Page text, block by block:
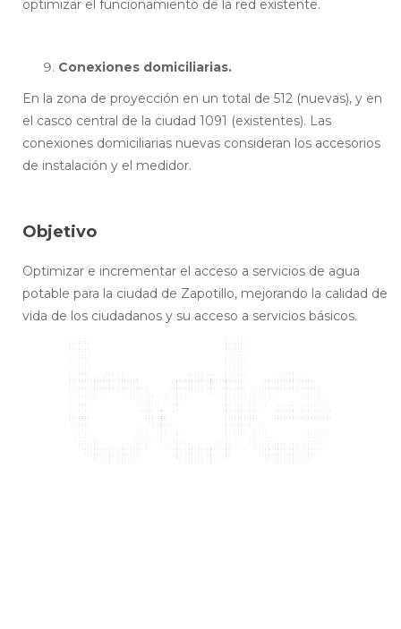
optimizar el funcionamiento de la red existente.
Conexiones domiciliarias.
En la zona de proyección en un total de 512 (nuevas), y en
el casco central de la ciudad 1091 (existentes). Las
conexiones domiciliarias nuevas consideran los accesorios
de instalación y el medidor.
Objetivo
Optimizar e incrementar el acceso a servicios de agua
potable para la ciudad de Zapotillo, mejorando la calidad de
vida de los ciudadanos y su acceso a servicios básicos.